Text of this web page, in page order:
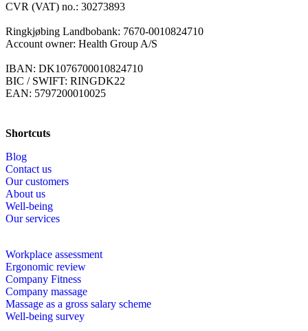
CVR (VAT) no.: 30273893
Ringkjøbing Landbobank: 7670-0010824710
Account owner: Health Group A/S
IBAN: DK1076700010824710
BIC / SWIFT: RINGDK22
EAN: 5797200010025
Shortcuts
Blog
Contact us
Our customers
About us
Well-being
Our services
Workplace assessment
Ergonomic review
Company Fitness
Company massage
Massage as a gross salary scheme
Well-being survey